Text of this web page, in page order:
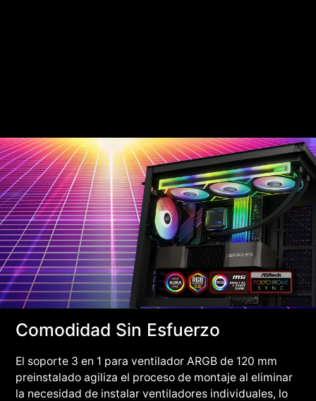
Comodidad Sin Esfuerzo
El soporte 3 en 1 para ventilador ARGB de 120 mm
preinstalado agiliza el proceso de montaje al eliminar
la necesidad de instalar ventiladores individuales, lo